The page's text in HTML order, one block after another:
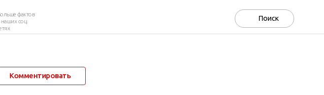
фактов
наших соц.
Комментировать